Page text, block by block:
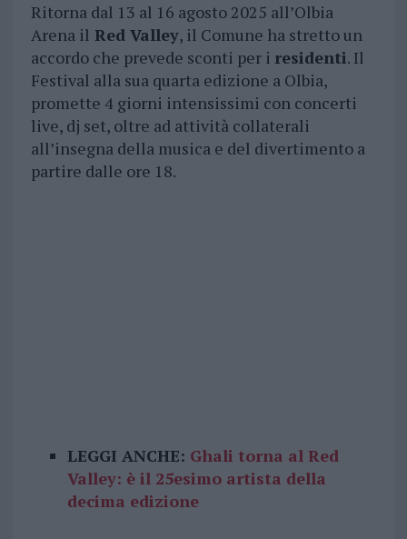
Ritorna dal 13 al 16 agosto 2025 all’Olbia
Arena il Red Valley, il Comune ha stretto un
accordo che prevede sconti per i residenti. Il
Festival alla sua quarta edizione a Olbia,
promette 4 giorni intensissimi con concerti
live, dj set, oltre ad attività collaterali
all’insegna della musica e del divertimento a
partire dalle ore 18.
LEGGI ANCHE: Ghali torna al Red
Valley: è il 25esimo artista della
decima edizione